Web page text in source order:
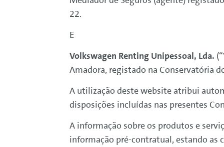
22.
E
Volkswagen RentingUnipessoal, Lda. (“
Amadora, registado na Conservatória
A utilização deste website atribui
disposições incluídas nas presentes
A informação sobre os produtos e
informação pré-contratual, estando as